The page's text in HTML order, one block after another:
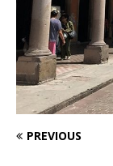
PREVIOUS